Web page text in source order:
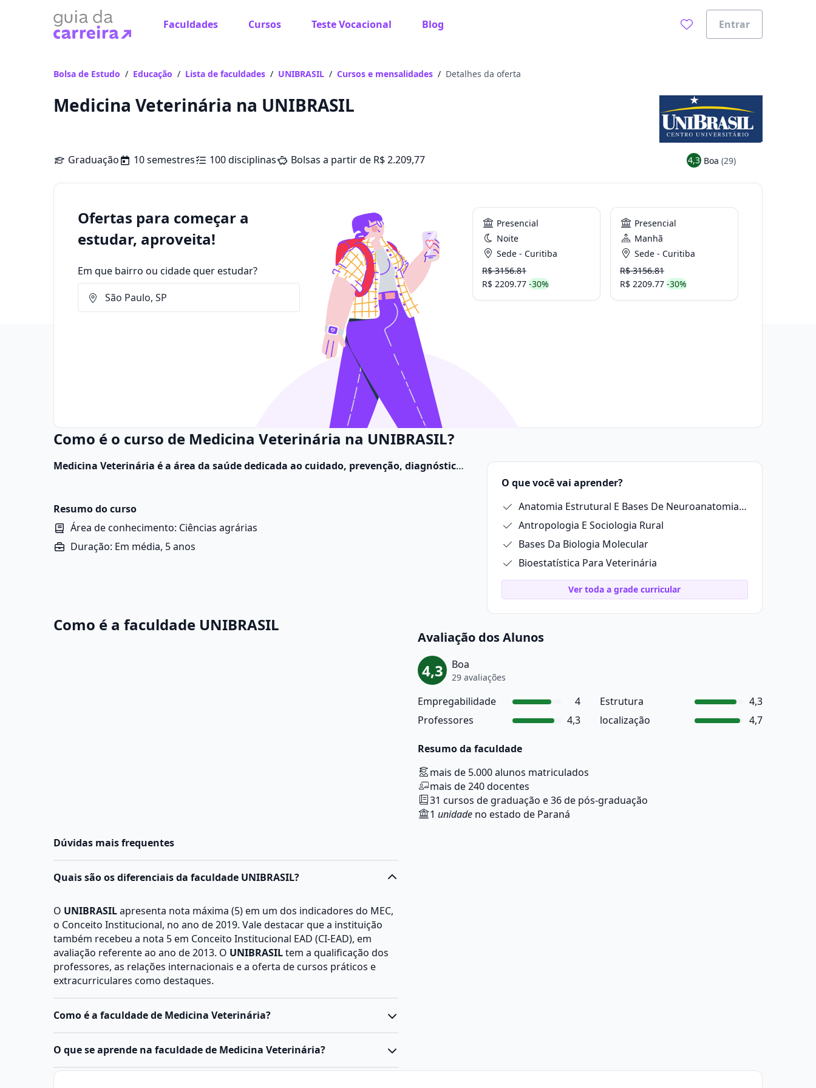
Faculdades Cursos Teste Vocacional Blog Entrar
Bolsa de Estudo / Educação / Lista de faculdades / UNIBRASIL / Cursos e mensalidades / Detalhes da oferta
Medicina Veterinária na UNIBRASIL
Graduação 10 semestres 100 disciplinas Bolsas a partir de R$ 2.209,77 4,3 Boa (29)
Ofertas para começar a
estudar, aproveita!
Em que bairro ou cidade quer estudar?
Presencial
Noite
Sede - Curitiba
R$ 3156.81
R$ 2209.77 -30%
Presencial
Manhã
Sede - Curitiba
R$ 3156.81
R$ 2209.77 -30%
Como é o curso de Medicina Veterinária na UNIBRASIL?
Medicina Veterinária é a área da saúde dedicada ao cuidado, prevenção, diagnóstico
Resumo do curso
Área de conhecimento: Ciências agrárias
Duração: Em média, 5 anos
O que você vai aprender?
Anatomia Estrutural E Bases De Neuroanatomia Animal
Antropologia E Sociologia Rural
Bases Da Biologia Molecular
Bioestatística Para Veterinária
Ver toda a grade curricular
Como é a faculdade UNIBRASIL
Avaliação dos Alunos
4,3 Boa
29 avaliações
Empregabilidade 4 Estrutura
4,3
Professores
4,3 localização 4,7
Resumo da faculdade
mais de 5.000 alunos matriculados
mais de 240 docentes
31 cursos de graduação e 36 de pós-graduação
1 unidade no estado de Paraná
Dúvidas mais frequentes
Quais são os diferenciais da faculdade UNIBRASIL?
O UNIBRASILapresenta nota máxima (5) em um dos indicadores do MEC,
o Conceito Institucional, no ano de 2019. Vale destacar que a instituição
também recebeu a nota 5 em Conceito Institucional EAD (CI-EAD), em
avaliação referente ao ano de 2013. O UNIBRASILtem a qualificação dos
professores, as relações internacionais e a oferta de cursos práticos e
extracurriculares como destaques.
Como é a faculdade de Medicina Veterinária?
O curso de Medicina Veterinária é uma graduação que geralmente dura 5
saúde animal e pública. Ele abrange diversas áreas, como anatomia,
O que se aprende na faculdade de Medicina Veterinária?